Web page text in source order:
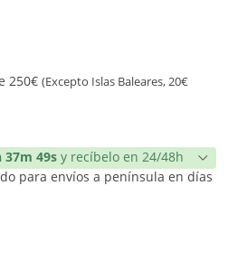
250€ (Excepto Islas Baleares, 20€
37m 48s y recíbelo en 24/48h
para envíos a península en días